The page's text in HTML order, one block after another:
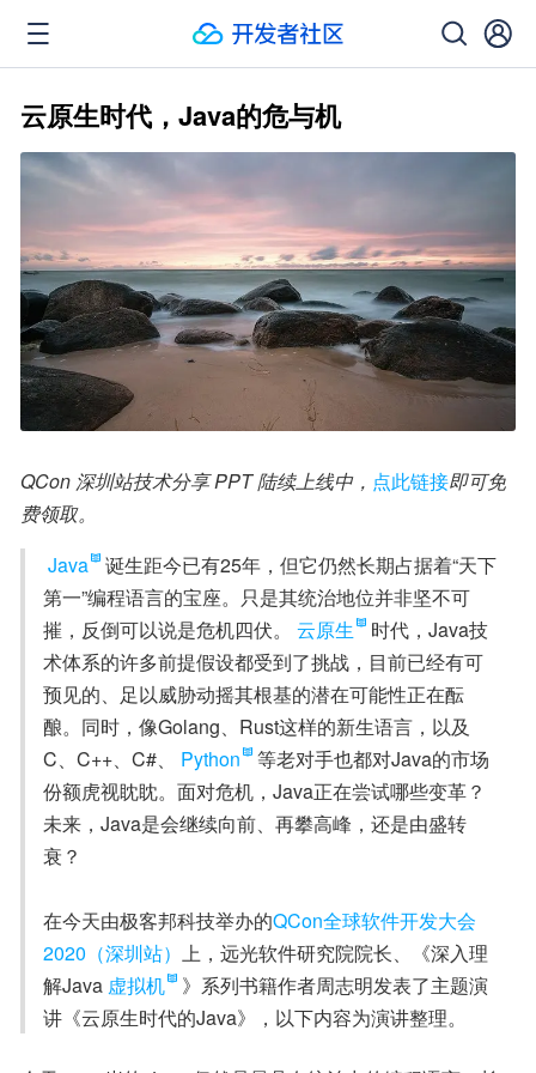
云原生时代，Java的危与机
QCon 深圳站技术分享 PPT 陆续上线中， 点此链接即可免
费领取。
Java
诞生距今已有25年，但它仍然长期占据着“天下
第一”编程语言的宝座。只是其统治地位并非坚不可
摧，反倒可以说是危机四伏。
云原生
时代，Java技
术体系的许多前提假设都受到了挑战，目前已经有可
预见的、足以威胁动摇其根基的潜在可能性正在酝
酿。同时，像Golang、Rust这样的新生语言，以及
C、C++、C#、
Python
等老对手也都对Java的市场
份额虎视眈眈。面对危机，Java正在尝试哪些变革？
未来，Java是会继续向前、再攀高峰，还是由盛转
衰？
在今天由极客邦科技举办的QCon全球软件开发大会
2020（深圳站） 上，远光软件研究院院长、《深入理
解Java 虚拟机
》系列书籍作者周志明发表了主题演
讲《云原生时代的Java》，以下内容为演讲整理。